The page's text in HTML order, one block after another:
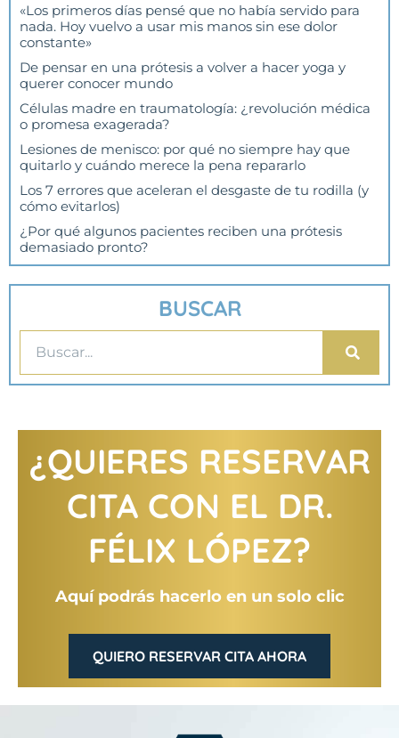
«Los primeros días pensé que no había servido para
nada. Hoy vuelvo a usar mis manos sin ese dolor
constante»
De pensar en una prótesis a volver a hacer yoga y
querer conocer mundo
Células madre en traumatología: ¿revolución médica
o promesa exagerada?
Lesiones de menisco: por qué no siempre hay que
quitarlo y cuándo merece la pena repararlo
Los 7 errores que aceleran el desgaste de tu rodilla (y
cómo evitarlos)
¿Por qué algunos pacientes reciben una prótesis
demasiado pronto?
BUSCAR
¿QUIERES RESERVAR
CITA CON EL DR.
FÉLIX LÓPEZ?
Aquí podrás hacerlo en un solo clic
QUIERO RESERVAR CITA AHORA